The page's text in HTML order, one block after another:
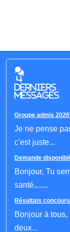
4
derniers
messages
Groupe admis
Je ne pense
c'est juste...
Demande
Bonjour, Tu
santé.......
Résultats
Bonjour à
deux...